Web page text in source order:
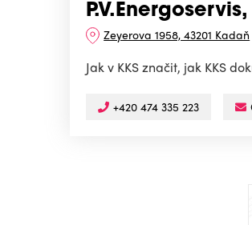
Zeyerova 1958, 43201 Kadaň
Jak v KKS značit, jak KKS
+420 474 335 223